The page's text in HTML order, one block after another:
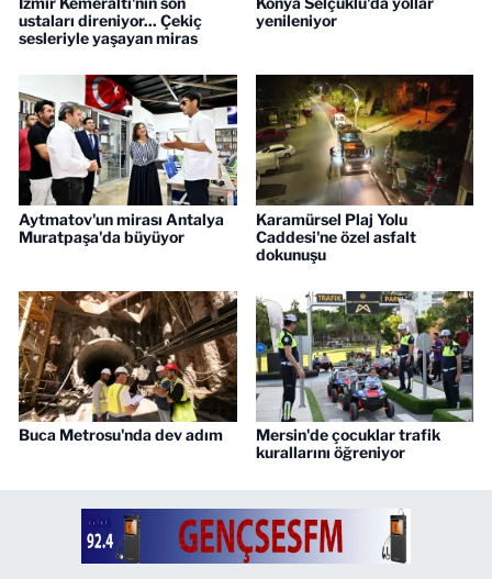
ustaları direniyor... Çekiç
sesleriyle yaşayan miras
yenileniyor
Aytmatov'un mirası Antalya
Muratpaşa'da büyüyor
Karamürsel Plaj Yolu
Caddesi'ne özel asfalt
dokunuşu
Buca Metrosu'nda dev adım
Mersin'de çocuklar trafik
kurallarını öğreniyor